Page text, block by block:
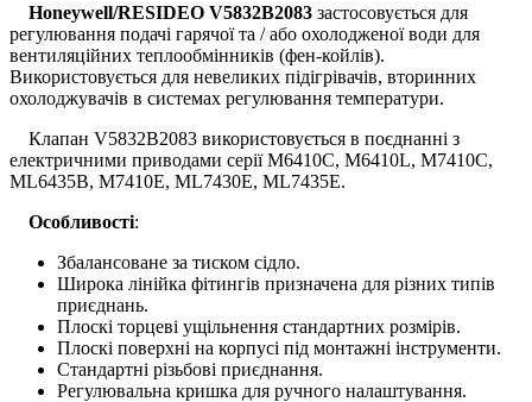
Honeywell/RESIDEO V5832B2083 застосовується для
регулювання подачі гарячої та / або охолодженої води для
вентиляційних теплообмінників (фен-койлів).
Використовується для невеликих підігрівачів, вторинних
охолоджувачів в системах регулювання температури.
Клапан V5832B2083 використовується в поєднанні з
електричними приводами серії M6410C, M6410L, M7410C,
ML6435B, M7410E, ML7430E, ML7435E.
Особливості:
Збалансоване за тиском сідло.
Широка лінійка фітингів призначена для різних типів
приєднань.
Плоскі торцеві ущільнення стандартних розмірів.
Плоскі поверхні на корпусі під монтажні інструменти.
Стандартні різьбові приєднання.
Регулювальна кришка для ручного налаштування.